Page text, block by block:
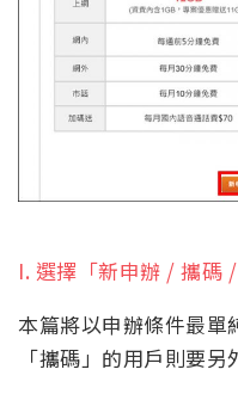
I. 選擇「新申辦 / 攜碼 /
本篇將以申辦條件最單
「攜碼」的用戶則要另